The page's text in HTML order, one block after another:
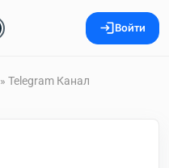
Войти
» Telegram Канал